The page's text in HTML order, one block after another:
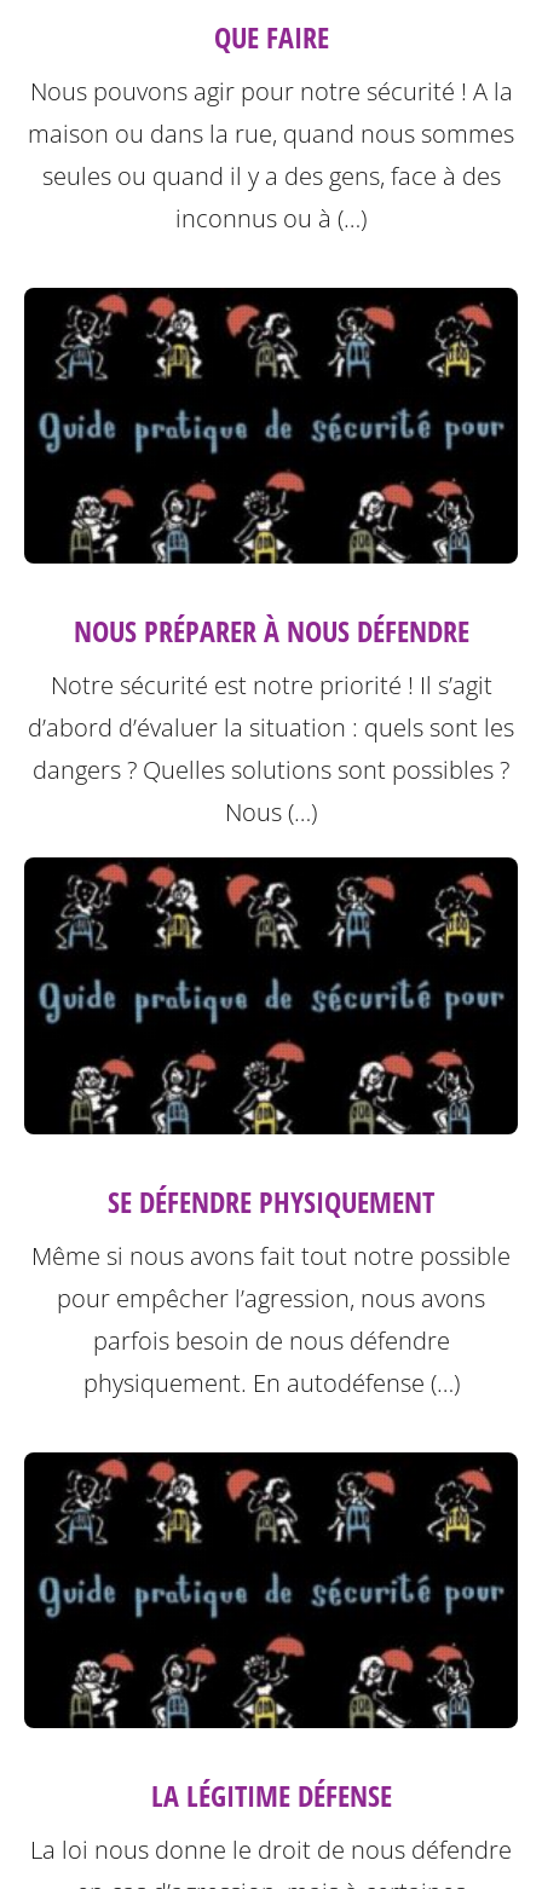
QUE FAIRE
Nous pouvons agir pour notre sécurité ! A la
maison ou dans la rue, quand nous sommes
seules ou quand il y a des gens, face à des
inconnus ou à (…)
NOUS PRÉPARER À NOUS DÉFENDRE
Notre sécurité est notre priorité ! Il s’agit
d’abord d’évaluer la situation : quels sont les
dangers ? Quelles solutions sont possibles ?
Nous (…)
SE DÉFENDRE PHYSIQUEMENT
Même si nous avons fait tout notre possible
pour empêcher l’agression, nous avons
parfois besoin de nous défendre
physiquement. En autodéfense (…)
LA LÉGITIME DÉFENSE
La loi nous donne le droit de nous défendre